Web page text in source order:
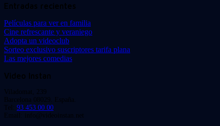
Entradas recientes
Películas para ver en familia
Cine refrescante y veraniego
Adopta un videoclub
Sorteo exclusivo suscriptores tarifa plana
Las mejores comedias
Video Instan
Viladomat, 239
Barcelona 08029. España.
Tel: 93 453 00 00
Email: info@videoinstan.net